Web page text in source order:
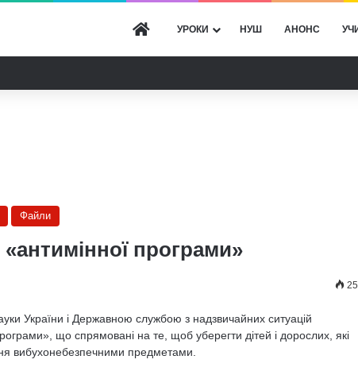
ГОЛОВНА
УРОКИ НУШ АНОНС
Файли
програми»
України і Державною службою з надзвичайних ситуацій
що спрямовані на те, щоб уберегти дітей і дорослих, які
вибухонебезпечними предметами.